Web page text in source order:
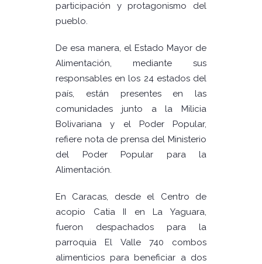
participación y protagonismo del
pueblo.
De esa manera, el Estado Mayor de
Alimentación, mediante sus
responsables en los 24 estados del
país, están presentes en las
comunidades junto a la Milicia
Bolivariana y el Poder Popular,
refiere nota de prensa del Ministerio
del Poder Popular para la
Alimentación.
En Caracas, desde el Centro de
acopio Catia II en La Yaguara,
fueron despachados para la
parroquia El Valle 740 combos
alimenticios para beneficiar a dos